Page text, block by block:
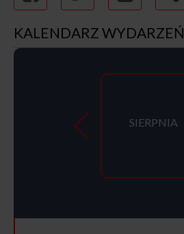
KALENDARZ WYDARZEŃ
SIERPNIA